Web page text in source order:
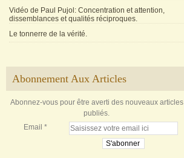
Vidéo de Paul Pujol: Concentration et attention,
dissemblances et qualités réciproques.
Le tonnerre de la vérité.
Abonnement Aux Articles
Abonnez-vous pour être averti des nouveaux articles
publiés.
Email